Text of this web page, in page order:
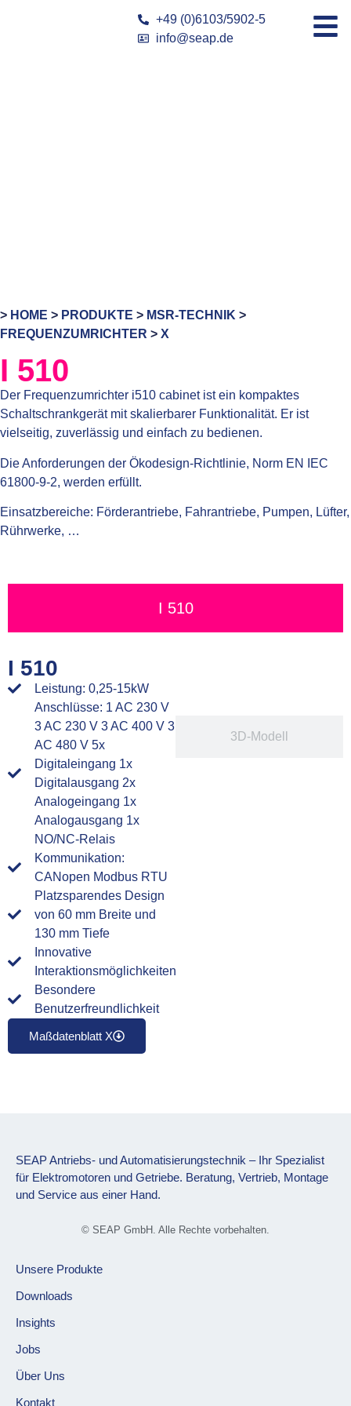
+49 (0)6103/5902-5
info@seap.de
> HOME > PRODUKTE > MSR-TECHNIK >
FREQUENZUMRICHTER > X
I 510
Der Frequenzumrichter i510 cabinet ist ein kompaktes
Schaltschrankgerät mit skalierbarer Funktionalität. Er ist
vielseitig, zuverlässig und einfach zu bedienen.
Die Anforderungen der Ökodesign-Richtlinie, Norm EN IEC
61800-9-2, werden erfüllt.
Einsatzbereiche: Förderantriebe, Fahrantriebe, Pumpen, Lüfter,
Rührwerke, …
I 510
I 510
Leistung: 0,25-15kW
Anschlüsse: 1 AC 230 V
3 AC 230 V 3 AC 400 V 3
AC 480 V 5x
Digitaleingang 1x
Digitalausgang 2x
Analogeingang 1x
Analogausgang 1x
NO/NC-Relais
Kommunikation:
CANopen Modbus RTU
Platzsparendes Design
von 60 mm Breite und
130 mm Tiefe
Innovative
Interaktionsmöglichkeiten
Besondere
Benutzerfreundlichkeit
Maßdatenblatt X
3D-Modell
SEAP Antriebs- und Automatisierungstechnik – Ihr Spezialist
für Elektromotoren und Getriebe. Beratung, Vertrieb, Montage
und Service aus einer Hand.
© SEAP GmbH. Alle Rechte vorbehalten.
Unsere Produkte
Downloads
Insights
Jobs
Über Uns
Kontakt